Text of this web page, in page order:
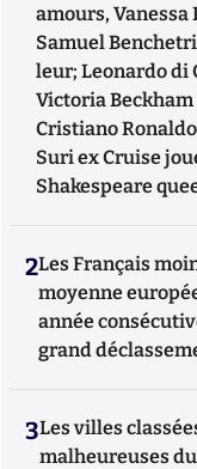
amours, Vanessa
Samuel
leur; Leonardo di
Victoria
Cristiano
Suri ex Cruise
Shakespeare
2Les Français
moyenne
année
grand
3Les villes
malheureuses